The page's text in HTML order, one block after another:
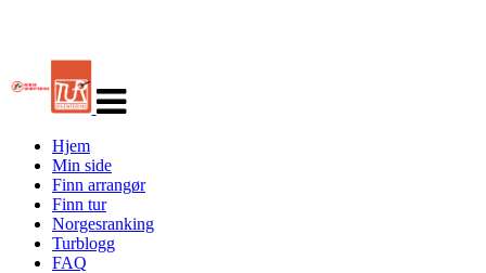
navigasjon
Hjem
Min side
Finn arrangør
Finn tur
Norgesranking
Turblogg
FAQ